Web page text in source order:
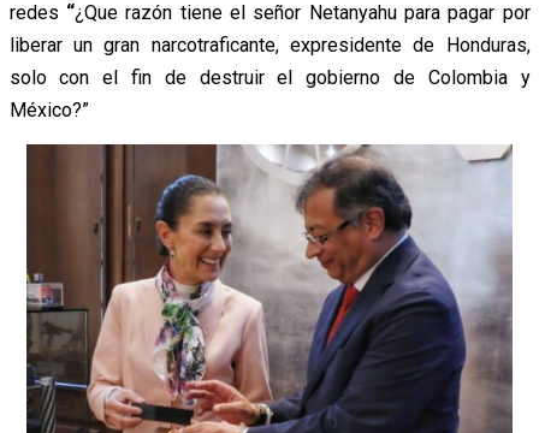
redes “¿Que razón tiene el señor Netanyahu para pagar por
liberar un gran narcotraficante, expresidente de Honduras,
solo con el fin de destruir el gobierno de Colombia y
México?”